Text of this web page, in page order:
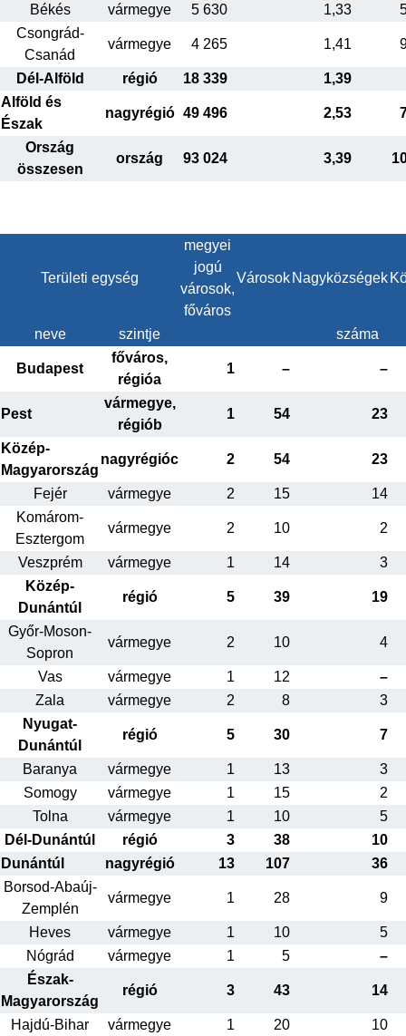
Békés
vármegye 5 630 1,33
Csongrád-
Csanád
vármegye 4 265 1,41
Dél-Alföld régió 18 339
1,39
Alföld és
Észak
nagyrégió 49 496 2,53
Ország
összesen
ország 93 024 3,39
Területi egység
megyei
jogú
városok,
főváros
Városok Nagyközségek
neve szintje száma
Budapest
főváros,
régióa
1 – –
Pest
vármegye,
régiób
1 54 23
Közép-
Magyarország
nagyrégióc 2 54 23
Fejér vármegye 2 15
14
Komárom-
Esztergom
vármegye 2 10 2
Veszprém vármegye 1 14
3
Közép-
Dunántúl
régió 5 39 19
Győr-Moson-
Sopron
vármegye 2 10 4
Vas vármegye 1 12
–
Zala
vármegye 2 8
3
Nyugat-
Dunántúl
régió 5 30 7
Baranya vármegye 1 13
3
Somogy
vármegye 1 15
2
Tolna
vármegye 1 10
5
Dél-Dunántúl
régió 3 38
10
Dunántúl
nagyrégió 13 107
36
Borsod-Abaúj-
Zemplén
vármegye 1 28 9
Heves vármegye 1 10
5
Nógrád
vármegye 1 5
–
Észak-
Magyarország
régió 3 43 14
Hajdú-Bihar vármegye 1 20 10